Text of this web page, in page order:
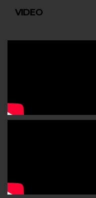
VIDEO